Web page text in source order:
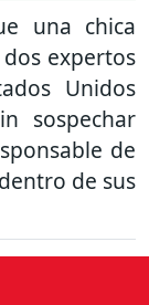
una chica
expertos
Unidos
sospechar
de
de sus